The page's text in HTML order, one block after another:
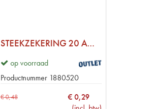
STEEKZEKERING 20 AMP MINI
op voorraad
Productnummer 1880520
€0,48 €0,29